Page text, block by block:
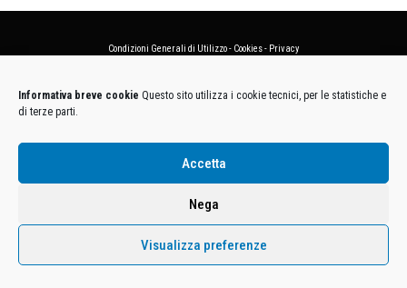
Informativa breve cookie Questo sito utilizza i cookie tecnici, per le statistiche e
di terze parti.
Accetta
Nega
Visualizza preferenze
Condizioni Generali di Utilizzo- Cookies- Privacy
Euro 12.500.000 i.v. - C.F. e Iscr. Reg. Imp. Monza e Brianza 02137480964 - R.E.A. MB-1370021 -
P.IVA. 11005760159 - Direzione e coordinamento art. 2497 C.C. DECATHLON SA, Villeneuve